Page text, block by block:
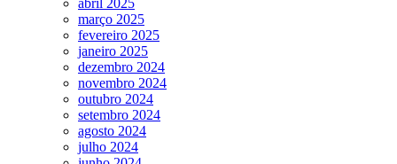
abril 2025
março 2025
fevereiro 2025
janeiro 2025
dezembro 2024
novembro 2024
outubro 2024
setembro 2024
agosto 2024
julho 2024